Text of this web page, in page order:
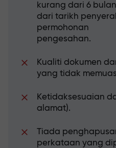
kurang dari 6 bulan
dari tarikh
permohonan
pengesahan.
Kualiti dokumen
yang tidak
Ketidaksesuaian
alamat).
Tiada
perkataan yang